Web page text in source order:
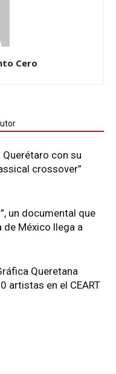
Cero
con su
crossover”
un documental que
México llega a
Queretana
artistas en el CEART